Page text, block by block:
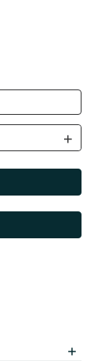
+